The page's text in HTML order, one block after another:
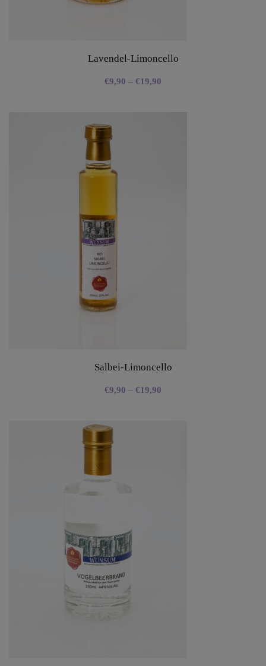
Lavendel-Limoncello
€9,90 – €19,90
Salbei-Limoncello
€9,90 – €19,90